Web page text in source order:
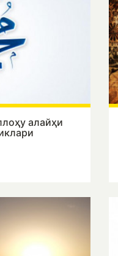
алайҳи